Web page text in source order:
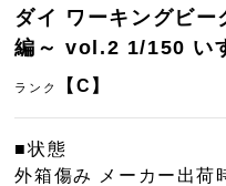
ダイ ワーキングビー
編～ vol.2 1/150 い
ランク 【C】
■状態
外箱傷み メーカー出荷